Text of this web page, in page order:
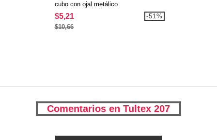
cubo con ojal metálico
$5,21
$10,66
-51%
Comentarios en Tultex 207